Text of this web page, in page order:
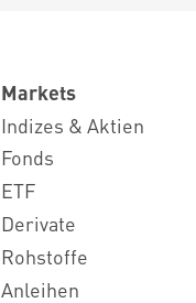
Markets
Indizes & Aktien
Fonds
ETF
Derivate
Rohstoffe
Anleihen